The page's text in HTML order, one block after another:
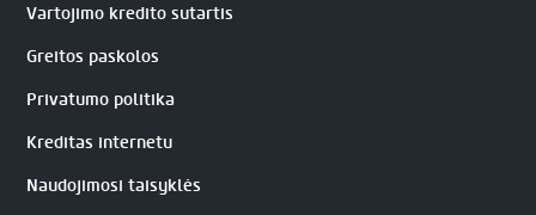
Vartojimo kredito sutartis
Greitos paskolos
Privatumo politika
Kreditas internetu
Naudojimosi taisyklės